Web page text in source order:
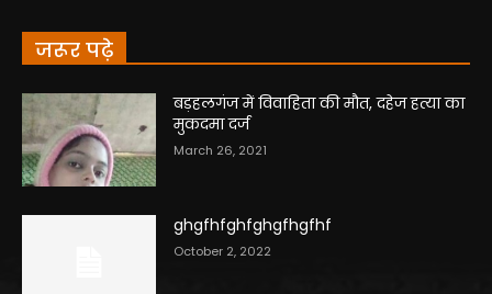
जरूर पढ़े
बड़हलगंज में विवाहिता की मौत, दहेज हत्या का
मुकदमा दर्ज
March 26, 2021
ghgfhfghfghgfhgfhf
October 2, 2022